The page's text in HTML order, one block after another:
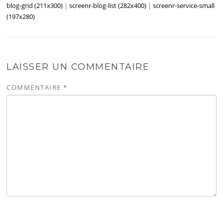
blog-grid (211x300) |screenr-blog-list (282x400) |screenr-service-small
(197x280)
LAISSER UN COMMENTAIRE
COMMENTAIRE*